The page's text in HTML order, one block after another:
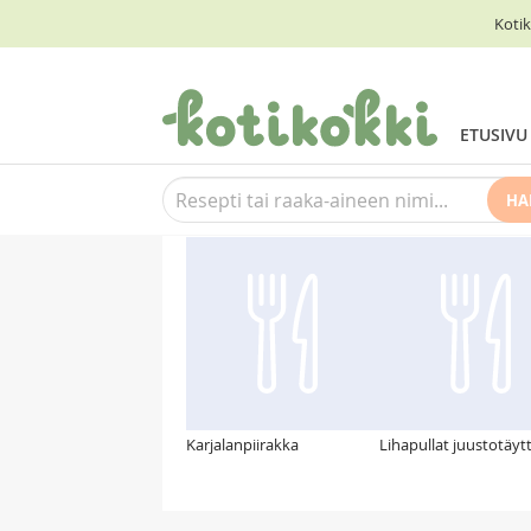
ETUSIVU
Suosittelemme myös
Karjalanpiirakka Lihapullat